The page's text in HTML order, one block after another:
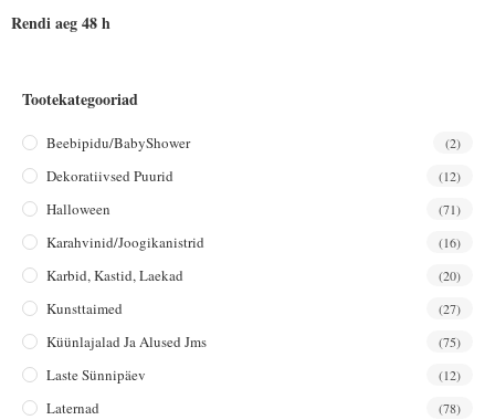
Rendi aeg 48 h
Tootekategooriad
Beebipidu/BabyShower (2)
Dekoratiivsed Puurid (12)
Halloween (71)
Karahvinid/joogikanistrid (16)
Karbid, Kastid, Laekad (20)
Kunsttaimed (27)
Küünlajalad Ja Alused Jms (75)
Laste Sünnipäev (12)
Laternad (78)